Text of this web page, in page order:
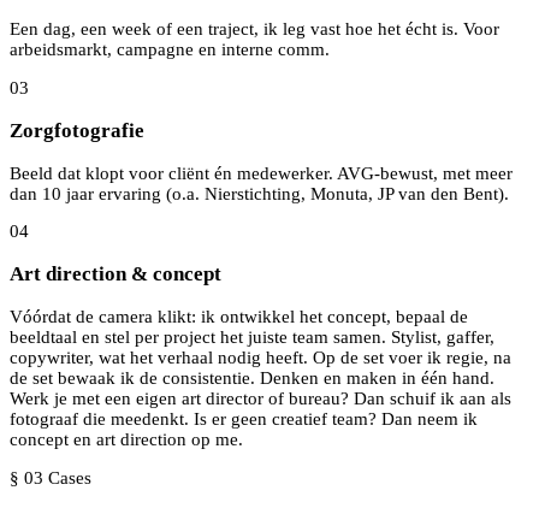
Een dag, een week of een traject, ik leg vast hoe het écht is. Voor
arbeidsmarkt, campagne en interne comm.
03
Zorgfotografie
Beeld dat klopt voor cliënt én medewerker. AVG-bewust, met meer
dan 10 jaar ervaring (o.a. Nierstichting, Monuta, JP van den Bent).
04
Art direction & concept
Vóórdat de camera klikt: ik ontwikkel het concept, bepaal de
beeldtaal en stel per project het juiste team samen. Stylist, gaffer,
copywriter, wat het verhaal nodig heeft. Op de set voer ik regie, na
de set bewaak ik de consistentie. Denken en maken in één hand.
Werk je met een eigen art director of bureau? Dan schuif ik aan als
fotograaf die meedenkt. Is er geen creatief team? Dan neem ik
concept en art direction op me.
§ 03 Cases